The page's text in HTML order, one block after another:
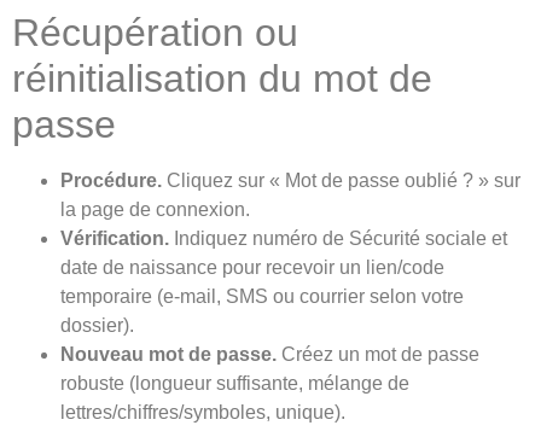
Récupération ou
réinitialisation du mot de
passe
Procédure. Cliquez sur « Mot de passe oublié ? » sur
la page de connexion.
Vérification. Indiquez numéro de Sécurité sociale et
date de naissance pour recevoir un lien/code
temporaire (e‑mail, SMS ou courrier selon votre
dossier).
Nouveau mot de passe. Créez un mot de passe
robuste (longueur suffisante, mélange de
lettres/chiffres/symboles, unique).